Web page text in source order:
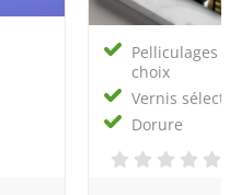
Pelliculages
choix
Vernis sélectif
Dorure